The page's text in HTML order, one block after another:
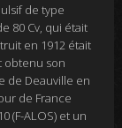
de type
80 Cv, qui était
en 1912 était
obtenu son
de Deauville en
de France
(F-ALOS) et un